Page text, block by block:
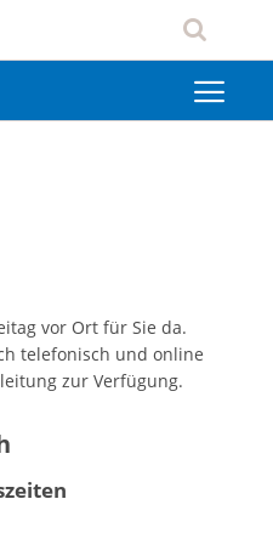
vor Ort für Sie da.
telefonisch und online
zur Verfügung.